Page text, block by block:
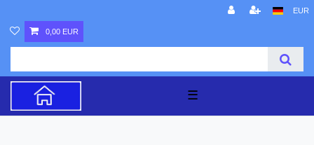
EUR
0,00 EUR
☰